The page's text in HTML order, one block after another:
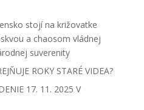
stojí na križovatke
a chaosom vládnej
suverenity
ROKY STARÉ VIDEA?
17. 11. 2025 V